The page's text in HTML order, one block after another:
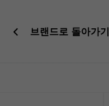
브랜드로 돌아가기